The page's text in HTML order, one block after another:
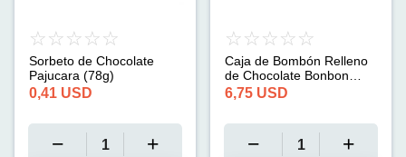
Sorbeto de Chocolate
Pajucara (78g)
0,41 USD
Caja de Bombón Relleno
de Chocolate Bonbon
(30u x 15g)
6,75 USD